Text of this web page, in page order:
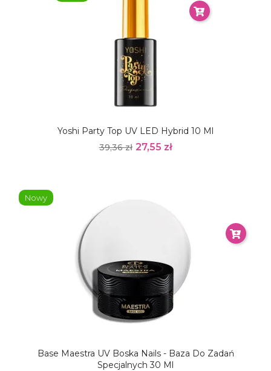
Yoshi Party Top UV LED Hybrid 10 Ml
39,36 zł 27,55 zł
Base Maestra UV Boska Nails - Baza Do Zadań
Specjalnych 30 Ml
Nowy